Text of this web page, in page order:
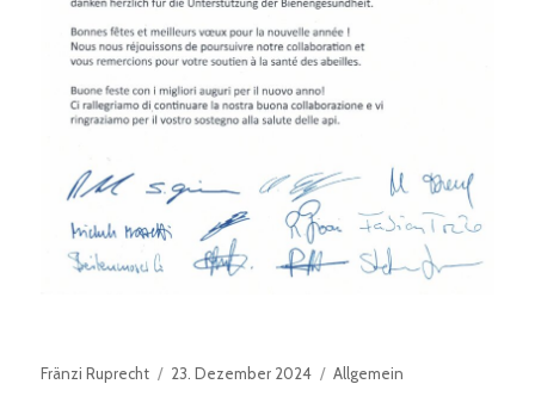
Autor
Fränzi Ruprecht
Veröffentlicht
23. Dezember 2024 Kategorien
Allgemein